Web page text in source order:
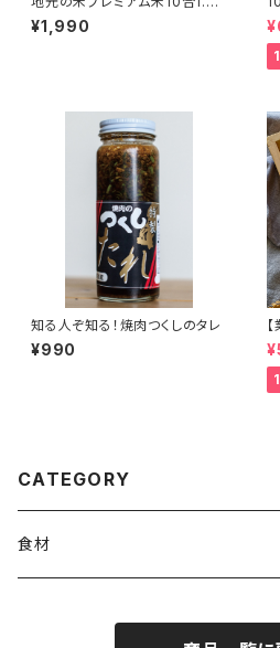
g
¥1,990
知る人ぞ知る！焼肉つくしのタレ
¥990
CATEGORY
食材